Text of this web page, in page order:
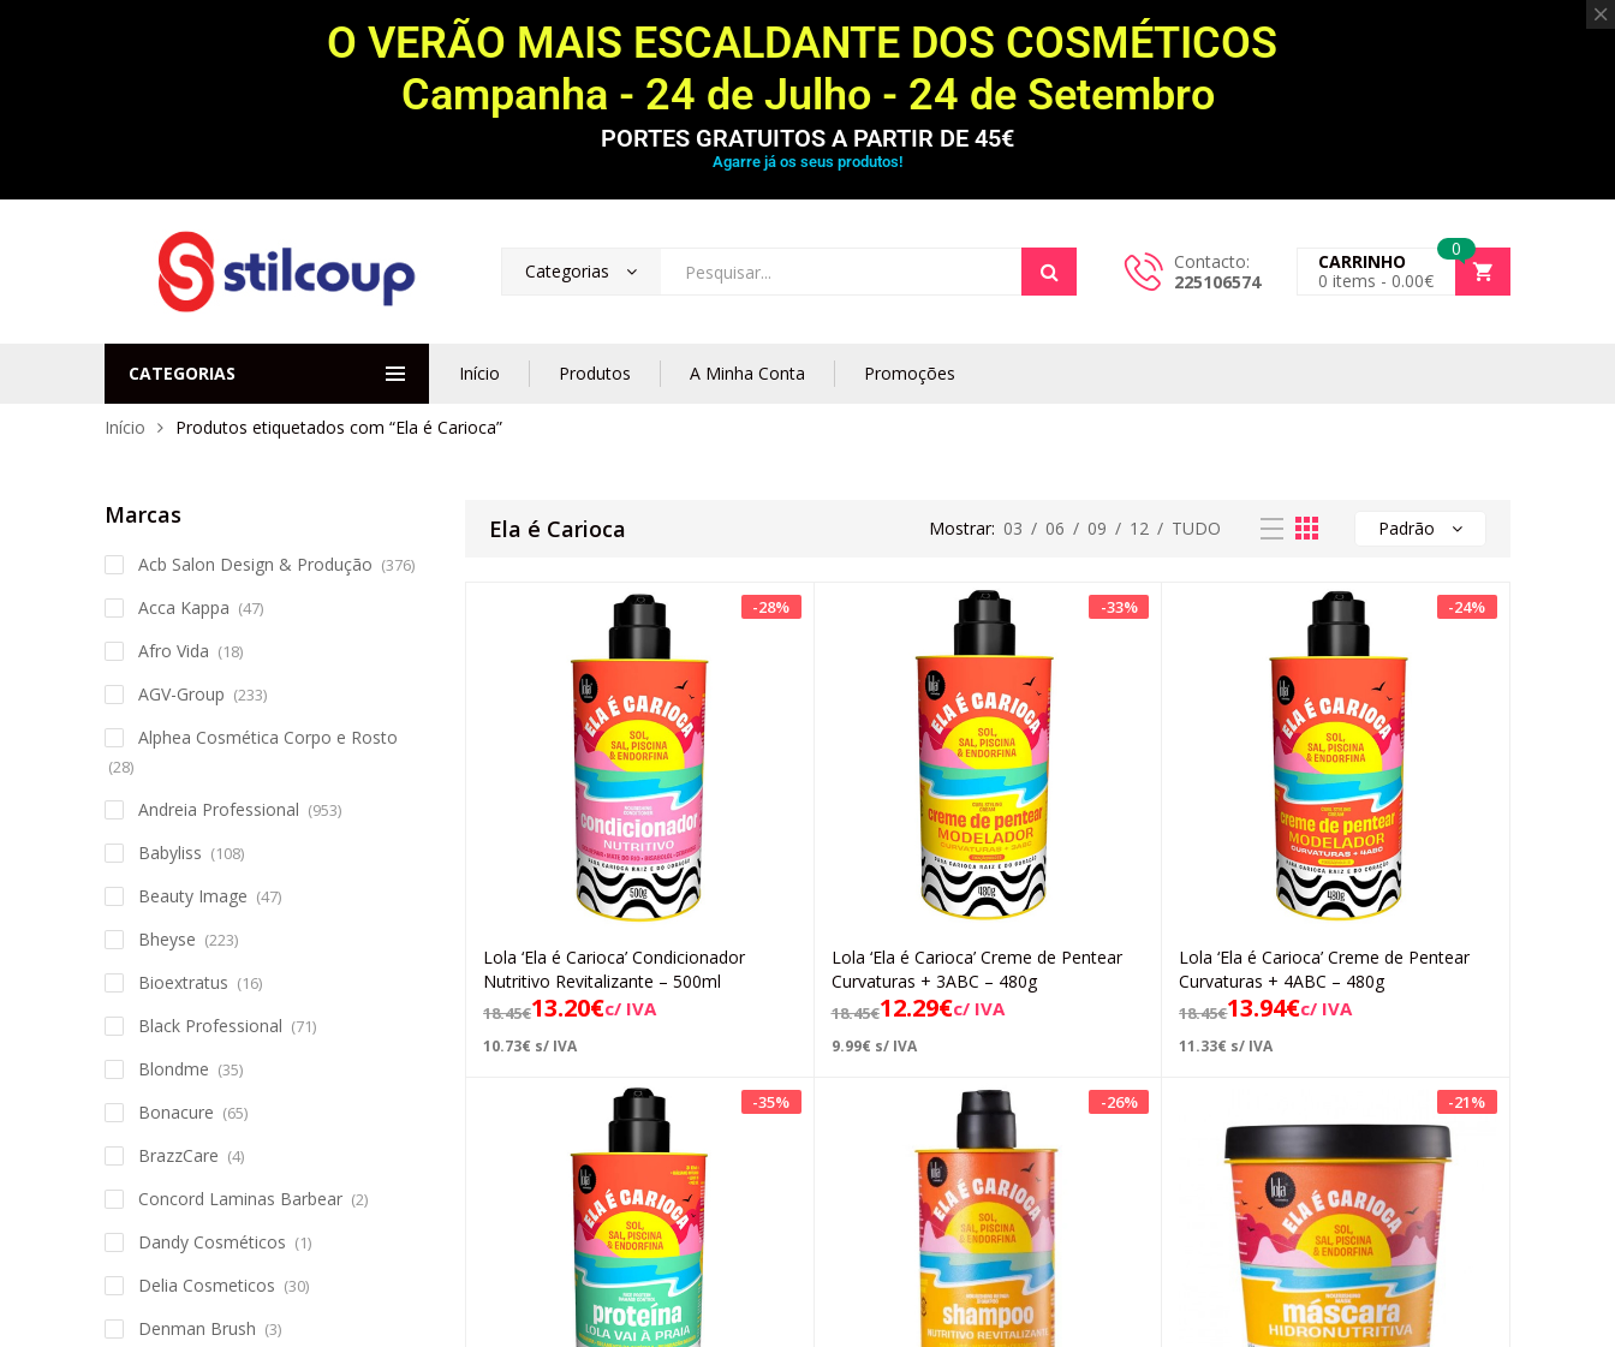
O VERÃO MAIS ESCALDANTE DOS COSMÉTICOS
Campanha - 24 de Julho - 24 de Setembro
PORTES GRATUITOS A PARTIR DE 45€
Agarre já os seus produtos!
Categorias
Contacto:
225106574
0
CARRINHO
0 items - 0.00€
CATEGORIAS Início Produtos A Minha Conta Promoções
Início Produtos etiquetados com “Ela é Carioca”
Ela é Carioca Mostrar: 03 / 06 / 09 / 12 / TUDO Padrão
-28%
Adicionar
Lola ‘Ela é Carioca’ Condicionador
Nutritivo Revitalizante – 500ml
18.45€13.20€c/ IVA
10.73€ s/ IVA
-33%
Adicionar
Lola ‘Ela é Carioca’ Creme de Pentear
Curvaturas + 3ABC – 480g
18.45€12.29€c/ IVA
9.99€ s/ IVA
-24%
Adicionar
Lola ‘Ela é Carioca’ Creme de Pentear
Curvaturas + 4ABC – 480g
18.45€13.94€c/ IVA
11.33€ s/ IVA
-35% -26% -21%
Marcas
Acb Salon Design & Produção (376)
Acca Kappa (47)
Afro Vida (18)
AGV-Group (233)
Alphea Cosmética Corpo e Rosto
(28)
Andreia Professional (953)
Babyliss (108)
Beauty Image (47)
Bheyse (223)
Bioextratus (16)
Black Professional (71)
Blondme (35)
Bonacure (65)
BrazzCare (4)
Concord Laminas Barbear (2)
Dandy Cosméticos (1)
Delia Cosmeticos (30)
Denman Brush (3)